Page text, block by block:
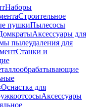
Наборы
Строительное
пушкиПылесосы
Аксессуары для
пылеудаления для
Станки и
Оснастка для
Аксессуары